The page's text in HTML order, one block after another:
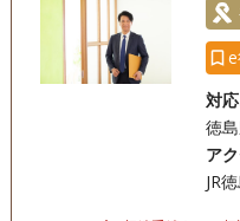
対
徳
ア
JR